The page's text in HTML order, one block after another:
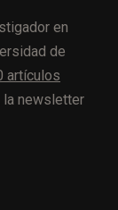
en
de
artículos
la newsletter